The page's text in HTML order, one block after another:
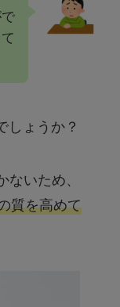
しょうか？
いため、
質を高めて